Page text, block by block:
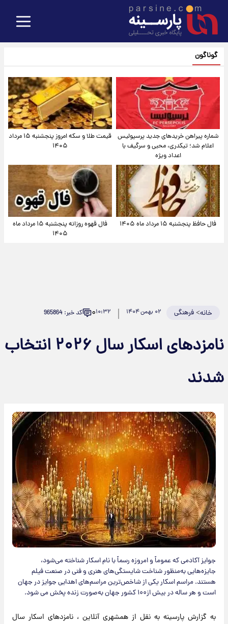
گوناگون
شماره پیراهن خریدهای جدید پرسپولیس
اعلام شد؛ تیکدری، محبی و سرگیف با
اعداد ویژه
قیمت طلا و سکه امروز پنجشنبه ۱۵ مرداد
۱۴۰۵
فال حافظ پنجشنبه ۱۵ مرداد ماه ۱۴۰۵
فال قهوه روزانه پنجشنبه ۱۵ مرداد ماه
۱۴۰۵
خانه>فرهنگی ۰۲ بهمن ۱۴۰۴ ۱۰:۳۲۰ کد خبر: 965864
نامزدهای اسکار سال ۲۰۲۶ انتخاب
شدند
جوایز آکادمی که عموماً و امروزه رسماً با نام اسکار شناخته می‌شود،
جایزه‌هایی به‌منظور شناخت شایستگی‌های هنری و فنی در صنعت فیلم
هستند. مراسم اسکار یکی از شاخص‌ترین مراسم‌های اهدایی جوایز در جهان
است و هر ساله در بیش از۱۰۰ کشور جهان به‌صورت زنده پخش می شود.
به گزارش پارسینه به نقل از همشهری آنلاین ، نامزدهای اسکار سال